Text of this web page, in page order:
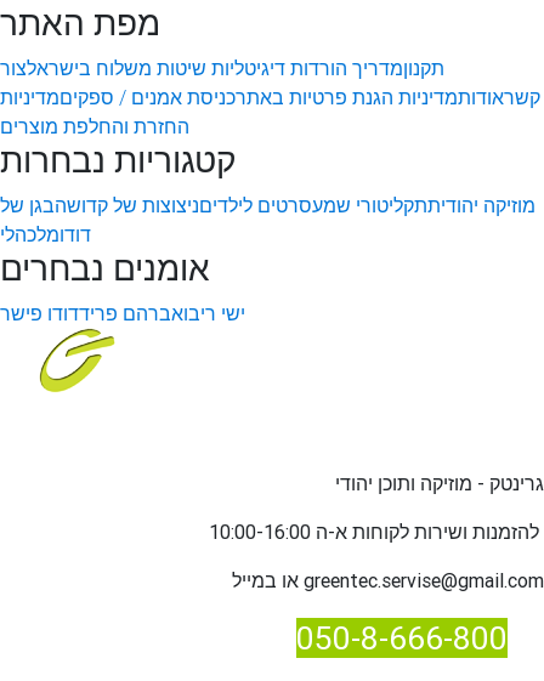
מפת האתר
תקנוןמדריך הורדות דיגיטליות שיטות משלוח בישראלצור
קשראודותמדיניות הגנת פרטיות באתרכניסת אמנים / ספקיםמדיניות
החזרת והחלפת מוצרים
קטגוריות נבחרות
מוזיקה יהודיתתקליטורי שמעסרטים לילדיםניצוצות של קדושהבגן של
דודומלכהלי
אומנים נבחרים
ישי ריבואברהם פרידדודו פישר
גרינטק - מוזיקה ותוכן יהודי
להזמנות ו
greentec.servise@gmail.com
050-8-666-800